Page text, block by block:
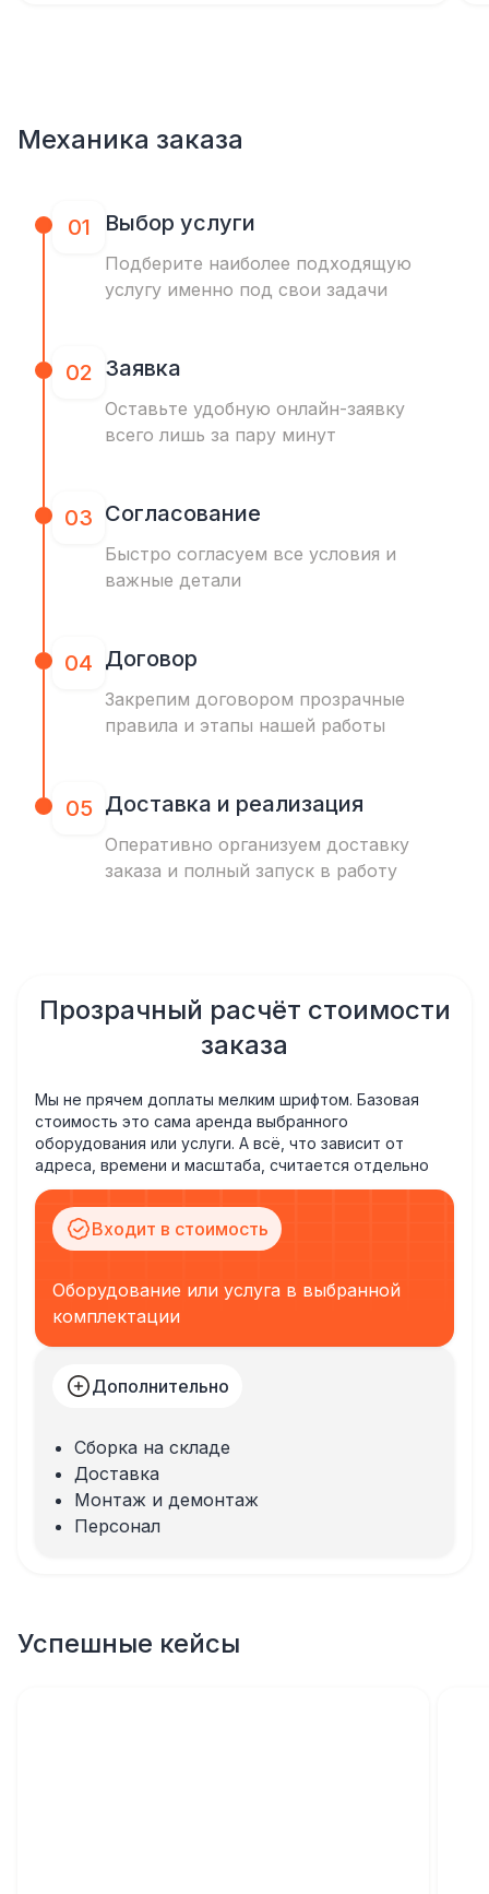
Механика заказа
01 Выбор услуги
Подберите наиболее подходящую
услугу именно под свои задачи
02 Заявка
Оставьте удобную онлайн-заявку
всего лишь за пару минут
03 Согласование
Быстро согласуем все условия и
важные детали
04 Договор
Закрепим договором прозрачные
правила и этапы нашей работы
05 Доставка и реализация
Оперативно организуем доставку
заказа и полный запуск в работу
Прозрачный расчёт стоимости
заказа
Мы не прячем доплаты мелким шрифтом. Базовая
стоимость это сама аренда выбранного
оборудования или услуги. А всё, что зависит от
адреса, времени и масштаба, считается отдельно
Входит в стоимость
Оборудование или услуга в выбранной
комплектации
Дополнительно
Сборка на складе
Доставка
Монтаж и демонтаж
Персонал
Успешные кейсы